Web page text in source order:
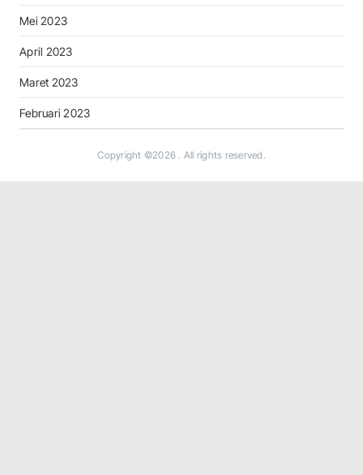
Mei 2023
April 2023
Maret 2023
Februari 2023
Copyright ©2026 . All rights reserved.